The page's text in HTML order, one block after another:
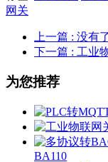
网关
上一篇 : 没有
下一篇 : 工业
为您推荐
BA110